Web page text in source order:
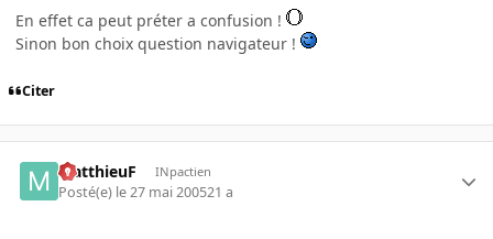
En effet ca peut préter a confusion !
Sinon bon choix question navigateur !
Citer
MatthieuF INpactien
Posté(e) le 27 mai 200521 a